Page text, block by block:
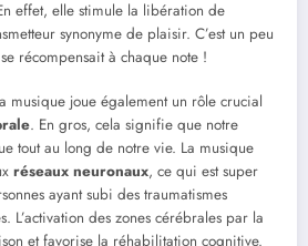
effet, elle stimule la libération de
synonyme de plaisir. C’est un peu
récompensait à chaque note !
musique joue également un rôle crucial
. En gros, cela signifie que notre
tout au long de notre vie. La musique
réseaux neuronaux, ce qui est super
ayant subi des traumatismes
L’activation des zones cérébrales par la
et favorise la réhabilitation cognitive.